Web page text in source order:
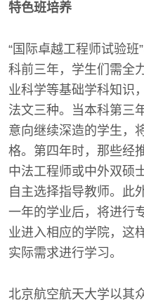
特色班培养
“国际卓越工程师试验
科前三年，学生们需全
业科学等基础学科知识
法文三种。当本科第三
意向继续深造的学生，
格。第四年时，那些经
中法工程师或中外双硕
自主选择指导教师。此
一年的学业后，将进行
业进入相应的学院，这
实际需求进行学习。
北京航空航天大学以其